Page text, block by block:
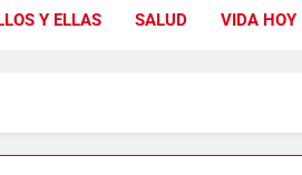
Y ELLAS SALUD VIDA HOY